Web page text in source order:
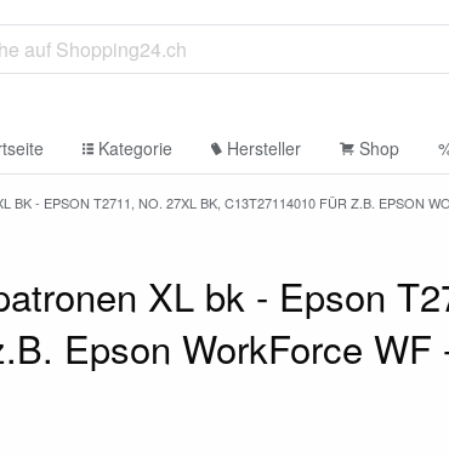
Kategorie Hersteller Shop
BK - EPSON T2711, NO. 27XL BK, C13T27114010 FÜR Z.B. EPSON
XL bk - Epson
Epson WorkForce